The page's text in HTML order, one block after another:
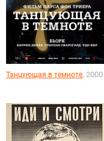
Танцующая в темноте, 2000